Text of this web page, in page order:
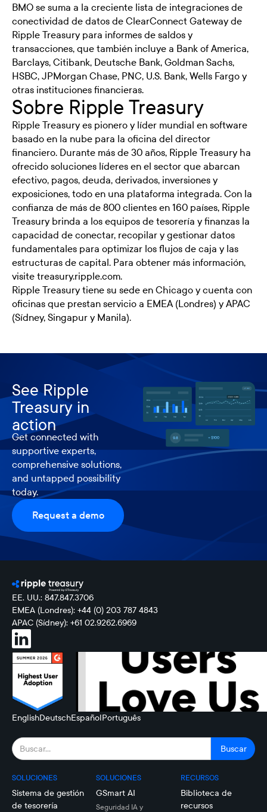
BMO se suma a la creciente lista de integraciones de
conectividad de datos de ClearConnect Gateway de
Ripple Treasury para informes de saldos y
transacciones, que también incluye a Bank of America,
Barclays, Citibank, Deutsche Bank, Goldman Sachs,
HSBC, JPMorgan Chase, PNC, U.S. Bank, Wells Fargo y
otras instituciones financieras.
Sobre Ripple Treasury
Ripple Treasury es pionero y líder mundial en software
basado en la nube para la oficina del director
financiero. Durante más de 30 años, Ripple Treasury ha
ofrecido soluciones líderes en el sector que abarcan
efectivo, pagos, deuda, derivados, inversiones y
exposiciones, todo en una plataforma integrada. Con la
confianza de más de 800 clientes en 160 países, Ripple
Treasury brinda a los equipos de tesorería y finanzas la
capacidad de conectar, recopilar y gestionar datos
fundamentales para optimizar los flujos de caja y las
estructuras de capital. Para obtener más información,
visite treasury.ripple.com.
Ripple Treasury tiene su sede en Chicago y cuenta con
oficinas que prestan servicio a EMEA (Londres) y APAC
(Sídney, Singapur y Manila).
See Ripple
Treasury in
action
Get connected with
supportive experts,
comprehensive solutions,
and untapped possibility
today.
Request a demo
EE. UU.: 847.847.3706
EMEA (Londres): +44 (0) 203 787 4843
APAC (Sídney): +61 02.9262.6969
EnglishDeutschEspañolPortuguês
SOLUCIONES
Sistema de gestión
de tesorería
SOLUCIONES
GSmart AI
Seguridad IA y
RECURSOS
Biblioteca de
recursos